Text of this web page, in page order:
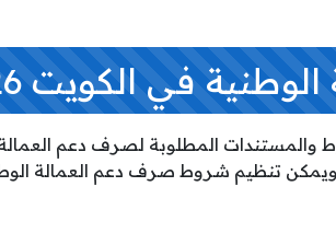
في الكويت 2026
والمستندات المطلوبة لصرف دعم العمالة
تنظيم شروط صرف دعم العمالة